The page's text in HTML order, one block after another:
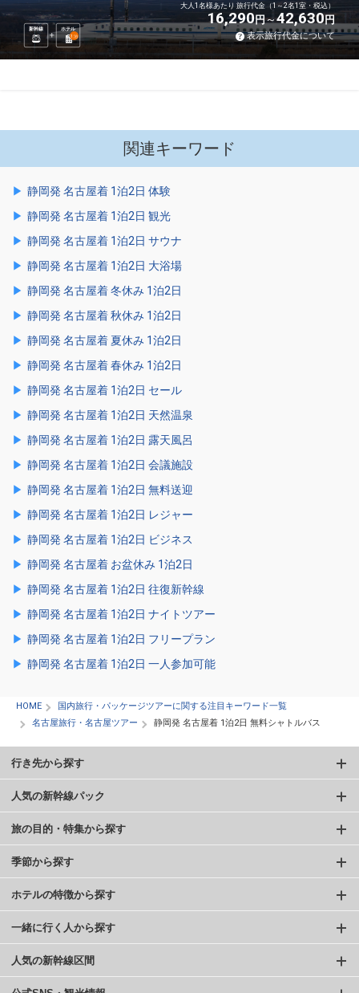
新幹線
ホテル
1 泊
大人1名様あたり 旅行代金（1～2名1室・税込）
16,290円 42,630円
表示旅行代金について
関連キーワード
静岡発 名古屋着 1泊2日 体験
静岡発 名古屋着 1泊2日 観光
静岡発 名古屋着 1泊2日 サウナ
静岡発 名古屋着 1泊2日 大浴場
静岡発 名古屋着 冬休み 1泊2日
静岡発 名古屋着 秋休み 1泊2日
静岡発 名古屋着 夏休み 1泊2日
静岡発 名古屋着 春休み 1泊2日
静岡発 名古屋着 1泊2日 セール
静岡発 名古屋着 1泊2日 天然温泉
静岡発 名古屋着 1泊2日 露天風呂
静岡発 名古屋着 1泊2日 会議施設
静岡発 名古屋着 1泊2日 無料送迎
静岡発 名古屋着 1泊2日 レジャー
静岡発 名古屋着 1泊2日 ビジネス
静岡発 名古屋着 お盆休み 1泊2日
静岡発 名古屋着 1泊2日 往復新幹線
静岡発 名古屋着 1泊2日 ナイトツアー
静岡発 名古屋着 1泊2日 フリープラン
静岡発 名古屋着 1泊2日 一人参加可能
HOME
国内旅行・パッケージツアーに関する注目キーワード一覧
名古屋旅行・名古屋ツアー
静岡発 名古屋着 1泊2日 無料シャトルバス
行き先から探す
人気の新幹線パック
旅の目的・特集から探す
季節から探す
ホテルの特徴から探す
一緒に行く人から探す
人気の新幹線区間